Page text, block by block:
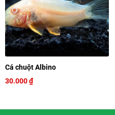
Cá chuột Albino
30.000₫